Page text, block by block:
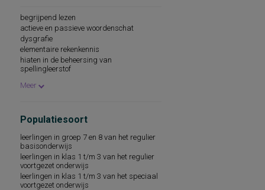
begrijpend lezen
actieve en passieve woordenschat
dysgrafie
elementaire rekenkennis
hiaten in de beheersing van
spellingleerstof
leeswoordenschat
van motivatie
spelling van Nederlandse niet-
werkwoorden
Meer
Populatiesoort
leerlingen in groep 7 en 8 van het regulier
basisonderwijs
leerlingen in klas 1 t/m 3 van het regulier
voortgezet onderwijs
leerlingen in klas 1 t/m 3 van het speciaal
voortgezet onderwijs